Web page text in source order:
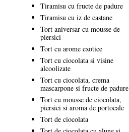
Tiramisu cu fructe de padure
Tiramisu cu iz de castane
Tort aniversar cu mousse de
piersici
Tort cu arome exotice
Tort cu ciocolata si visine
alcoolizate
Tort cu ciocolata, crema
mascarpone si fructe de padure
Tort cu mousse de ciocolata,
piersici si aroma de portocale
Tort de ciocolata